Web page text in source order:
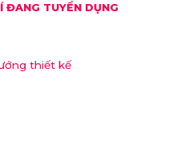
ĐANG TUYỂN DỤNG
thiết kế